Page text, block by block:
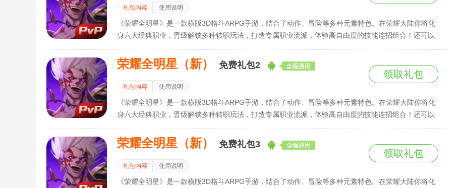
礼包内容 使用说明
《荣耀全明星》是一款横版3D格斗ARPG手游，结合了动作、冒险等多种元素特色。在荣耀大陆你将化
身六大经典职业，晋级解锁多种转职玩法，打造专属职业流派，体验高自由度的技能连招组合！还可以
荣耀全明星（新） 免费礼包2
礼包内容 使用说明
领取礼包
《荣耀全明星》是一款横版3D格斗ARPG手游，结合了动作、冒险等多种元素特色。在荣耀大陆你将化
身六大经典职业，晋级解锁多种转职玩法，打造专属职业流派，体验高自由度的技能连招组合！还可以
荣耀全明星（新） 免费礼包3
礼包内容 使用说明
领取礼包
《荣耀全明星》是一款横版3D格斗ARPG手游，结合了动作、冒险等多种元素特色。在荣耀大陆你将化